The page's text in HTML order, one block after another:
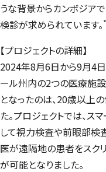
うな背景からカンボジア
検診が求められています。
【プロジェクトの詳細】
2024年8月6日から9月4日
ール州内の2つの医療施
となったのは、20歳以上
た。プロジェクトでは、
して視力検査や前眼部検
医が遠隔地の患者をスク
が可能となりました。